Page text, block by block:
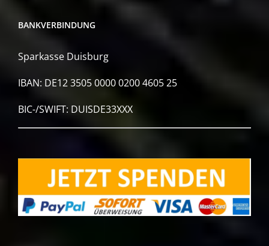
BANKVERBINDUNG
Sparkasse Duisburg
IBAN: DE12 3505 0000 0200 4605 25
BIC-/SWIFT: DUISDE33XXX